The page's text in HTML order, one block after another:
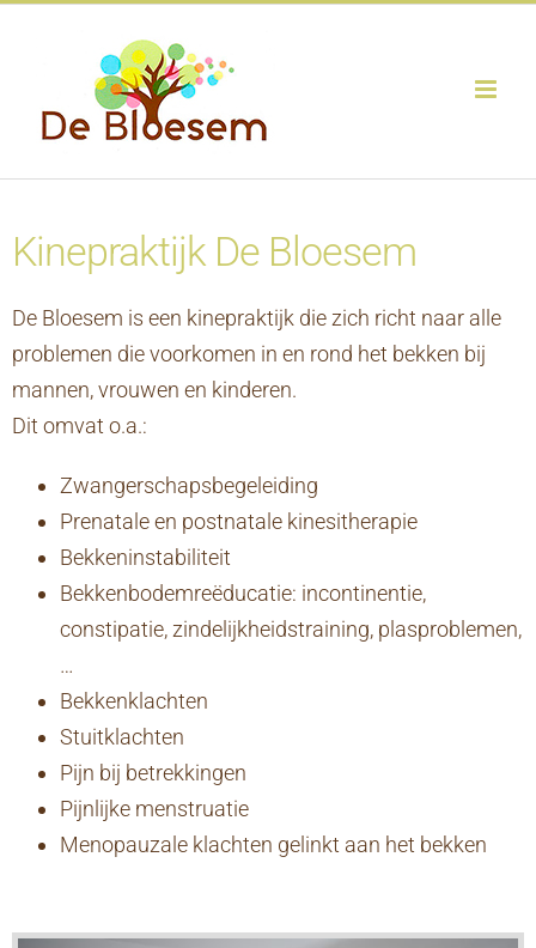
Kinepraktijk De Bloesem
De Bloesem is een kinepraktijk die zich richt naar alle
problemen die voorkomen in en rond het bekken bij
mannen, vrouwen en kinderen.
Dit omvat o.a.:
Zwangerschapsbegeleiding
Prenatale en postnatale kinesitherapie
Bekkeninstabiliteit
Bekkenbodemreëducatie: incontinentie,
constipatie, zindelijkheidstraining, plasproblemen,
…
Bekkenklachten
Stuitklachten
Pijn bij betrekkingen
Pijnlijke menstruatie
Menopauzale klachten gelinkt aan het bekken